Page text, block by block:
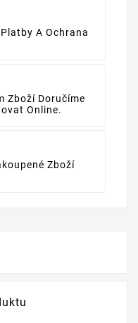
A Ochrana
Zboží Doručíme
Online.
Zboží